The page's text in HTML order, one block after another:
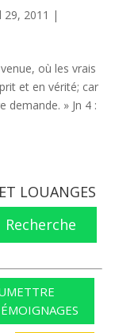
29, 2011 |
où les vrais
et en vérité; car
demande. » Jn 4 :
LOUANGES
Recherche